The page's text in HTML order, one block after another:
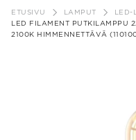
sisältöön
ETUSIVU LAMPUT
LED-
LED FILAMENT PUTKILAMPPU
2100K HIMMENNETTÄVÄ